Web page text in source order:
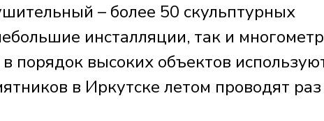
– более 50 скульптурных
инсталляции, так и
порядок высоких объектов
в Иркутске летом проводят раз